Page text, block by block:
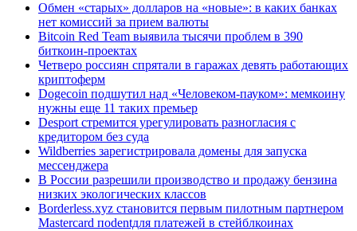
Обмен «старых» долларов на «новые»: в каких банках
нет комиссий за прием валюты
Bitcoin Red Team выявила тысячи проблем в 390
биткоин-проектах
Четверо россиян спрятали в гаражах девять работающих
криптоферм
Dogecoin подшутил над «Человеком-пауком»: мемкоину
нужны еще 11 таких премьер
Desport стремится урегулировать разногласия с
кредитором без суда
Wildberries зарегистрировала домены для запуска
мессенджера
В России разрешили производство и продажу бензина
низких экологических классов
Borderless.xyz становится первым пилотным партнером
Mastercard поdentдля платежей в стейблкоинах